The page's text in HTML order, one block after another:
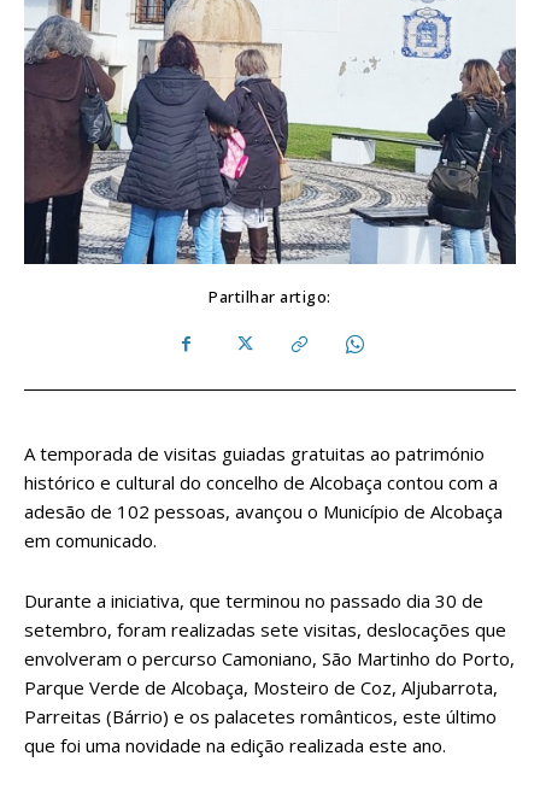
Partilhar artigo:
A temporada de visitas guiadas gratuitas ao património
histórico e cultural do concelho de Alcobaça contou com a
adesão de 102 pessoas, avançou o Município de Alcobaça
em comunicado.
Durante a iniciativa, que terminou no passado dia 30 de
setembro, foram realizadas sete visitas, deslocações que
envolveram o percurso Camoniano, São Martinho do Porto,
Parque Verde de Alcobaça, Mosteiro de Coz, Aljubarrota,
Parreitas (Bárrio) e os palacetes românticos, este último
que foi uma novidade na edição realizada este ano.